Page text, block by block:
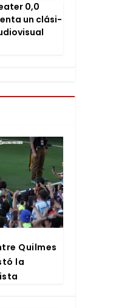
0,0
un clá­si­
Quil­mes
la